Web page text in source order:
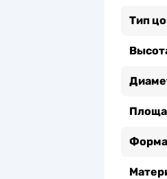
Тип
Форма